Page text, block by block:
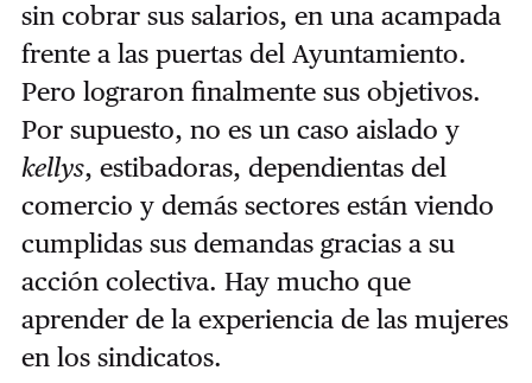
sin cobrar sus salarios, en una acampada
frente a las puertas del Ayuntamiento.
Pero lograron finalmente sus objetivos.
Por supuesto, no es un caso aislado y
kellys, estibadoras, dependientas del
comercio y demás sectores están viendo
cumplidas sus demandas gracias a su
acción colectiva. Hay mucho que
aprender de la experiencia de las mujeres
en los sindicatos.